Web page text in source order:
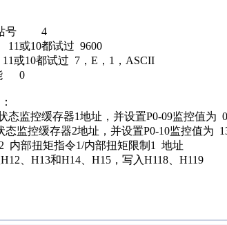
站号 4
10都试过 9600
都试过 7，E，1，ASCII
0
监控缓存器1地址，并设置P0-09监控值为
监控缓存器2地址，并设置P0-10监控值为
内部扭矩指令1/内部扭矩限制1 地址
、H13和H14、H15，写入H118、H119